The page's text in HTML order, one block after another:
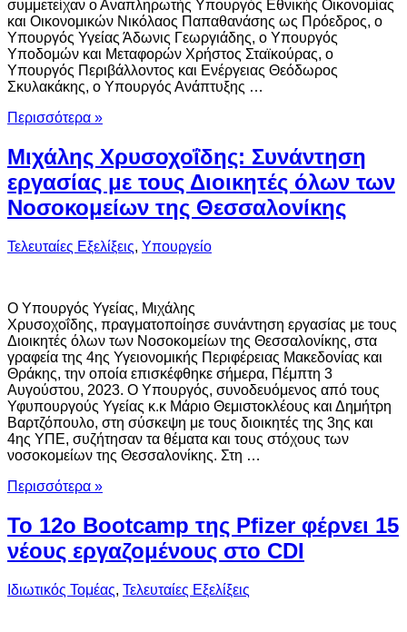
συμμετείχαν ο Αναπληρωτής Υπουργός Εθνικής Οικονομίας
και Οικονομικών Νικόλαος Παπαθανάσης ως Πρόεδρος, ο
Υπουργός Υγείας Άδωνις Γεωργιάδης, ο Υπουργός
Υποδομών και Μεταφορών Χρήστος Σταϊκούρας, ο
Υπουργός Περιβάλλοντος και Ενέργειας Θεόδωρος
Σκυλακάκης, ο Υπουργός Ανάπτυξης …
Περισσότερα »
Μιχάλης Χρυσοχοΐδης: Συνάντηση
εργασίας με τους Διοικητές όλων των
Νοσοκομείων της Θεσσαλονίκης
Τελευταίες Εξελίξεις, Υπουργείο
Ο Υπουργός Υγείας, Μιχάλης
Χρυσοχοΐδης, πραγματοποίησε συνάντηση εργασίας με τους
Διοικητές όλων των Νοσοκομείων της Θεσσαλονίκης, στα
γραφεία της 4ης Υγειονομικής Περιφέρειας Μακεδονίας και
Θράκης, την οποία επισκέφθηκε σήμερα, Πέμπτη 3
Αυγούστου, 2023. Ο Υπουργός, συνοδευόμενος από τους
Υφυπουργούς Υγείας κ.κ Μάριο Θεμιστοκλέους και Δημήτρη
Βαρτζόπουλο, στη σύσκεψη με τους διοικητές της 3ης και
4ης ΥΠΕ, συζήτησαν τα θέματα και τους στόχους των
νοσοκομείων της Θεσσαλονίκης. Στη …
Περισσότερα »
Το 12ο Bootcamp της Pfizer φέρνει 15
νέους εργαζομένους στο CDI
Ιδιωτικός Τομέας, Τελευταίες Εξελίξεις